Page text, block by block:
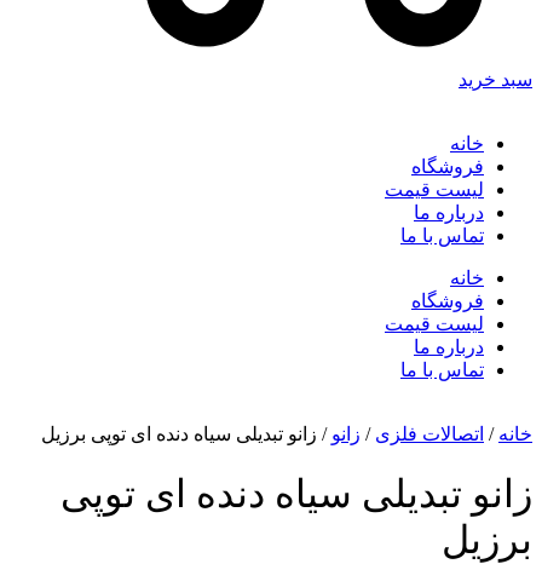
سبد خرید
خانه
فروشگاه
لیست قیمت
درباره ما
تماس با ما
خانه
فروشگاه
لیست قیمت
درباره ما
تماس با ما
خانه / اتصالات فلزی / زانو / زانو تبدیلی سیاه دنده ای توپی برزیل
زانو تبدیلی سیاه دنده ای توپی
برزیل